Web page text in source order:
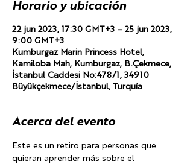
Horario y ubicación
22 jun 2023, 17:30 GMT+3 – 25 jun 2023,
9:00 GMT+3
Kumburgaz Marin Princess Hotel,
Kamiloba Mah, Kumburgaz, B.Çekmece,
İstanbul Caddesi No:478/1, 34910
Büyükçekmece/İstanbul, Turquía
Acerca del evento
Este es un retiro para personas que
quieran aprender más sobre el